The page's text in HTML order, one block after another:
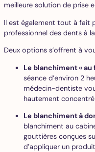
meilleure solution de prise
Il est également tout à fait
professionnel des dents à
Deux options s’offrent à
Le blanchiment « au
séance d’environ 2
médecin-dentiste
hautement
Le blanchiment à
blanchiment au
gouttières conçues
d’appliquer un